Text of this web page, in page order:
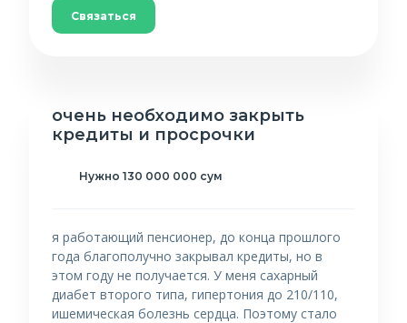
Связаться
очень необходимо закрыть
кредиты и просрочки
Нужно 130 000 000 сум
я работающий пенсионер, до конца прошлого
года благополучно закрывал кредиты, но в
этом году не получается. У меня сахарный
диабет второго типа, гипертония до 210/110,
ишемическая болезнь сердца. Поэтому стало